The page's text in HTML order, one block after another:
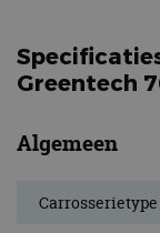
Greentech
Algemeen
Carrosserietype